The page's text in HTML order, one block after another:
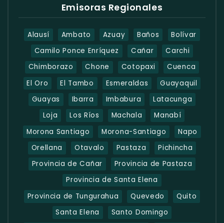
Emisoras Regionales
Alausí Ambato Azuay Baños
Bolívar
Camilo Ponce Enríquez
Cañar
Carchi
Chimborazo
Chone Cotopaxi
Cuenca
El Oro
El Tambo Esmeraldas
Guayaquil
Guayas
Ibarra Imbabura
Latacunga
Loja
Los Ríos Machala
Manabí
Morona Santiago
Morona-Santiago
Napo
Orellana
Otavalo Pastaza
Pichincha
Provincia de Cañar
Provincia de Pastaza
Provincia de Santa Elena
Provincia de Tungurahua
Quevedo
Quito
Santa Elena
Santo Domingo